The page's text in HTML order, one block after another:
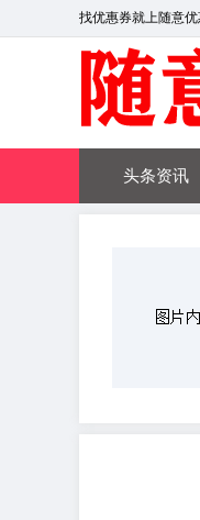
找优惠券就上随意
头条资讯